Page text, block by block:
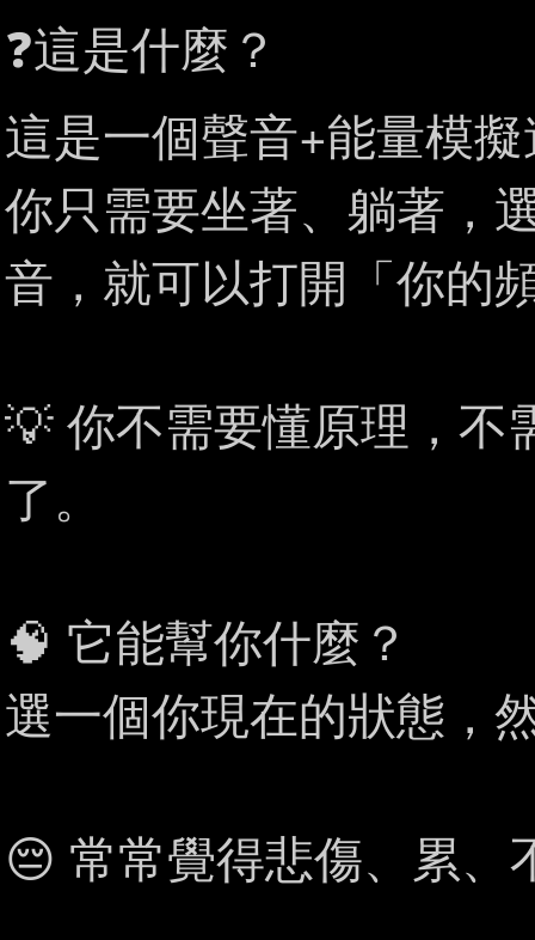
❓這是什麼？
這是一個聲音+能量模
你只需要坐著、躺著，
音，就可以打開「你的
💡 你不需要懂原理，不
了。
🧠 它能幫你什麼？
選一個你現在的狀態，
😔 常常覺得悲傷、累、